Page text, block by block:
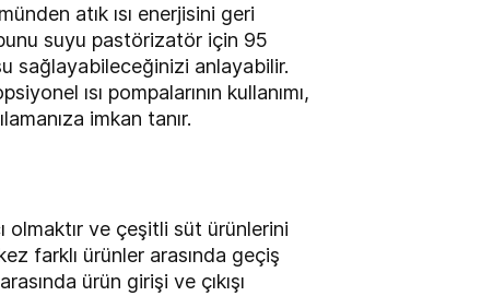
atık ısı enerjisini geri
suyu pastörizatör için 95
sağlayabileceğinizi anlayabilir.
ısı pompalarının kullanımı,
imkan tanır.
olmaktır ve çeşitli süt ürünlerini
farklı ürünler arasında geçiş
ürün girişi ve çıkışı